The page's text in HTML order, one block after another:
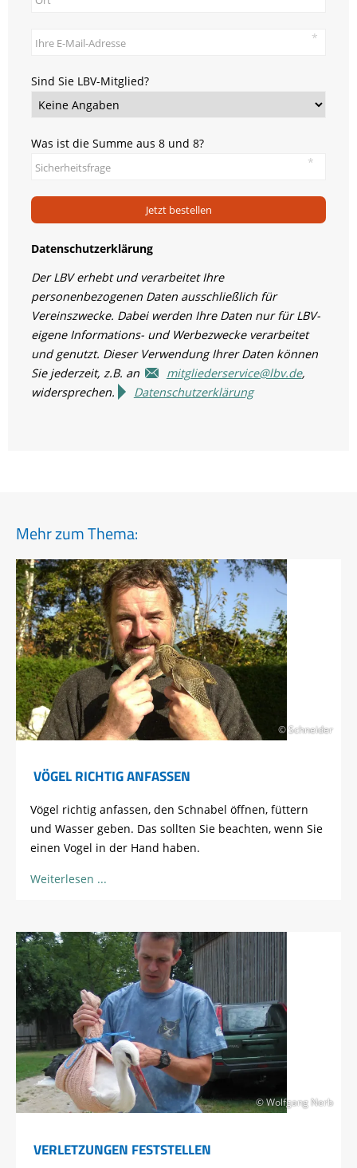
Sind Sie LBV-Mitglied?
Was ist die Summe aus 8 und 8?
Jetzt bestellen
Datenschutzerklärung
Der LBV erhebt und verarbeitet Ihre
personenbezogenen Daten ausschließlich für
Vereinszwecke. Dabei werden Ihre Daten nur für LBV-
eigene Informations- und Werbezwecke verarbeitet
und genutzt. Dieser Verwendung Ihrer Daten können
Sie jederzeit, z.B. an
mitgliederservice@lbv.de,
widersprechen.
Datenschutzerklärung
Mehr zum Thema:
© Schneider
VÖGEL RICHTIG ANFASSEN
Vögel richtig anfassen, den Schnabel öffnen, füttern
und Wasser geben. Das sollten Sie beachten, wenn Sie
einen Vogel in der Hand haben.
Weiterlesen
© Wolfgang Nerb
VERLETZUNGEN FESTSTELLEN